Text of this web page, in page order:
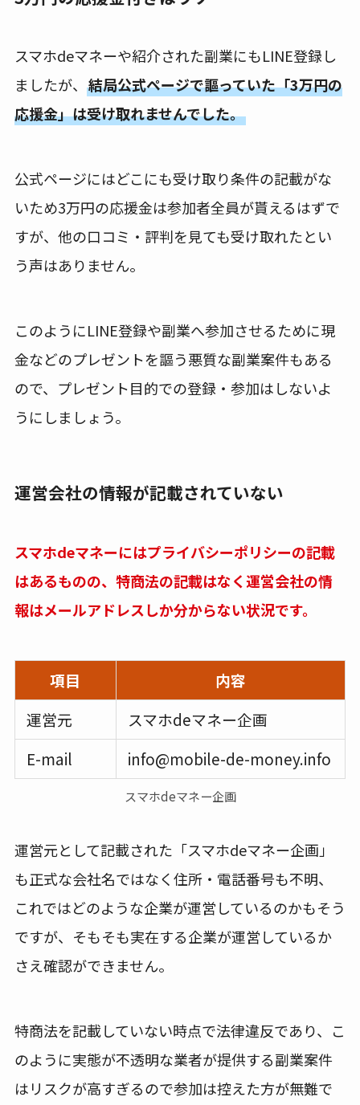
スマホdeマネーや紹介された副業にもLINE登録し
ましたが、 結局公式ページで謳っていた「3万円の
応援金」は受け取れませんでした。
公式ページにはどこにも受け取り条件の記載がな
いため3万円の応援金は参加者全員が貰えるはずで
すが、他の口コミ・評判を見ても受け取れたとい
う声はありません。
このようにLINE登録や副業へ参加させるために現
金などのプレゼントを謳う悪質な副業案件もある
ので、プレゼント目的での登録・参加はしないよ
うにしましょう。
運営会社の情報が記載されていない
スマホdeマネーにはプライバシーポリシーの記載
はあるものの、特商法の記載はなく運営会社の情
報はメールアドレスしか分からない状況です。
項目
内容
運営元
スマホdeマネー企画
E-mail
info@mobile-de-money.info
スマホdeマネー企画
運営元として記載された「スマホdeマネー企画」
も正式な会社名ではなく住所・電話番号も不明、
これではどのような企業が運営しているのかもそう
ですが、そもそも実在する企業が運営しているか
さえ確認ができません。
特商法を記載していない時点で法律違反であり、こ
のように実態が不透明な業者が提供する副業案件
はリスクが高すぎるので参加は控えた方が無難で